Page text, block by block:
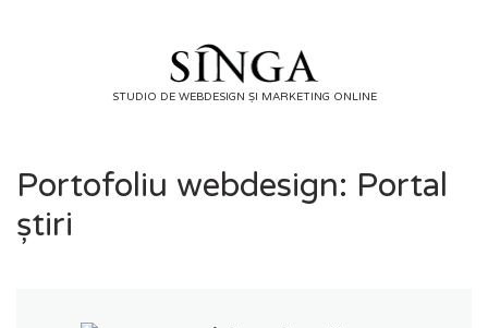
STUDIO DE WEBDESIGN ȘI MARKETING ONLINE
Portofoliu webdesign: Portal
știri